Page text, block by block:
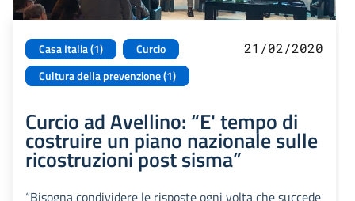
Casa Italia (1)
Curcio
Cultura della prevenzione (1)
21/02/2020
Curcio ad Avellino: “E' tempo di
costruire un piano nazionale sulle
ricostruzioni post sisma”
“Bisogna condividere le risposte ogni volta che succede